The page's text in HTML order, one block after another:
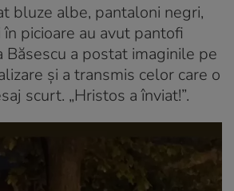
bluze albe, pantaloni negri,
picioare au avut pantofi
Băsescu a postat imaginile pe
și a transmis celor care o
scurt. „Hristos a înviat!”.